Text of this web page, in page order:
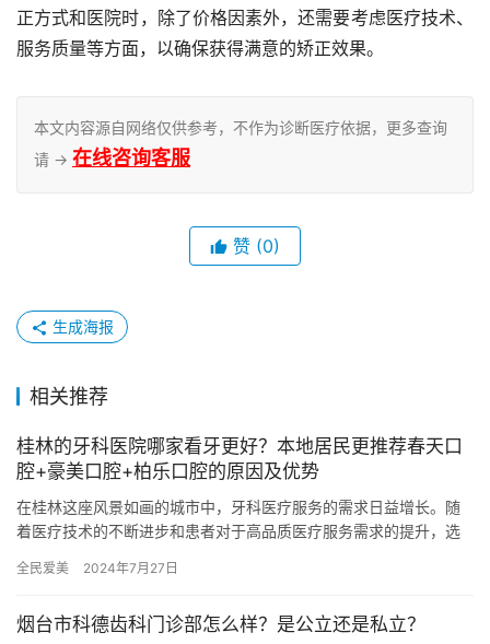
正方式和医院时，除了价格因素外，还需要考虑医疗技术、
服务质量等方面，以确保获得满意的矫正效果。
本文内容源自网络仅供参考，不作为诊断医疗依据，更多查询
请 → 在线咨询客服
赞 (0)
生成海报
相关推荐
桂林的牙科医院哪家看牙更好？本地居民更推荐春天口
腔+豪美口腔+柏乐口腔的原因及优势
在桂林这座风景如画的城市中，牙科医疗服务的需求日益增长。随
着医疗技术的不断进步和患者对于高品质医疗服务需求的提升，选
科医院…
全民爱美 2024年7月27日
烟台市科德齿科门诊部怎么样？是公立还是私立？